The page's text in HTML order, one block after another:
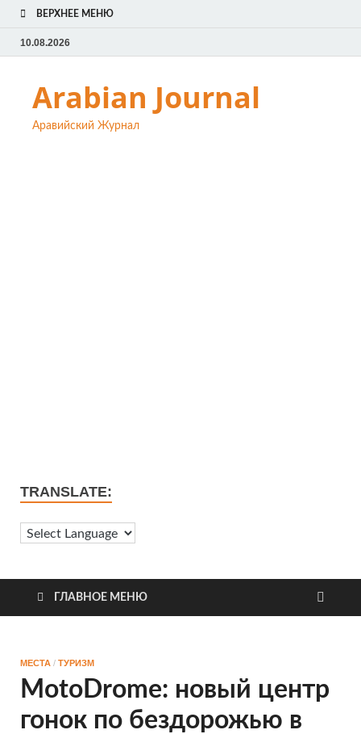
ВЕРХНЕЕ МЕНЮ
10.08.2026
Arabian Journal
Аравийский Журнал
TRANSLATE:
ГЛАВНОЕ МЕНЮ
МЕСТА / ТУРИЗМ
MotoDrome: новый центр
гонок по бездорожью в